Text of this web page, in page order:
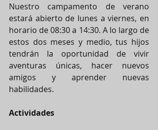
Nuestro campamento de verano
estará abierto de lunes a viernes, en
horario de 08:30 a 14:30. A lo largo de
estos dos meses y medio, tus hijos
tendrán la oportunidad de vivir
aventuras únicas, hacer nuevos
amigos y aprender nuevas
habilidades.
Actividades